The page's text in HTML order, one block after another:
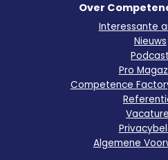
Over
Interessante
Nieuws
Podcast
Pro
Competence
Algemene